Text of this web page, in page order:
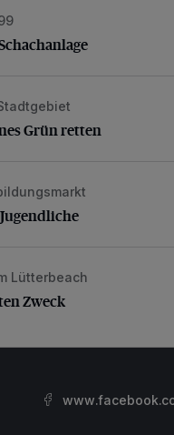
Grün retten
Grün retten
Zweck
Lütterbeach
Zweck